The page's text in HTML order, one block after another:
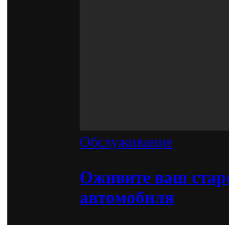
Обслуживание
Оживите ваш
автомобиля